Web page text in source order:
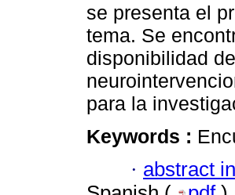
se presenta el
tema. Se
disponibilidad
para la
Keywords :
· abstract